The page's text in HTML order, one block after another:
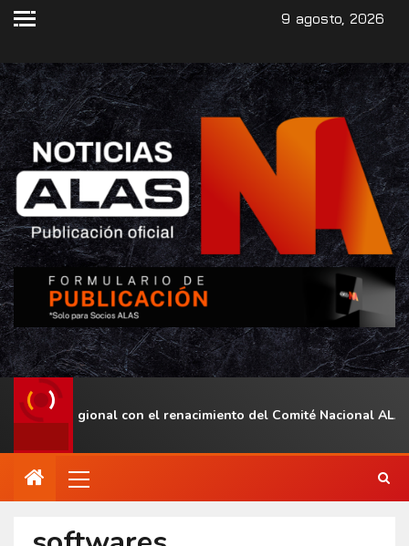
9 agosto, 2026
regional con el renacimiento del Comité Nacional ALAS